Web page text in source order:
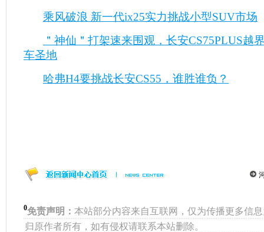
乘风破浪 新一代ix25实力挑战小型SUV市场
＂神仙＂打架速来围观，长安CS75PLUS越
车圣地
哈弗H4要挑战长安CS55，谁胜谁负？
0免责声明： 本站部分内容来自互联网，仅为传播更多信
归原作者所有，如有侵权请联系本站删除。